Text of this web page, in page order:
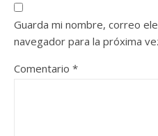
Guarda mi nombre, correo
navegador para la próxima
Comentario *